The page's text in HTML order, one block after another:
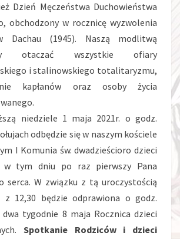
Dzień Męczeństwa Duchowieństwa
obchodzony w rocznicę wyzwolenia
Dachau (1945). Naszą modlitwą
otaczać wszystkie ofiary
i stalinowskiego totalitaryzmu,
kapłanów oraz osoby życia
niedziele 1 maja 2021r. o godz.
odbędzie się w naszym kościele
I Komunia św. dwadzieścioro dzieci
w tym dniu po raz pierwszy Pana
serca. W związku z tą uroczystością
z 12,30 będzie odprawiona o godz.
dwa tygodnie 8 maja Rocznica dzieci
Spotkanie Rodziców i dzieci